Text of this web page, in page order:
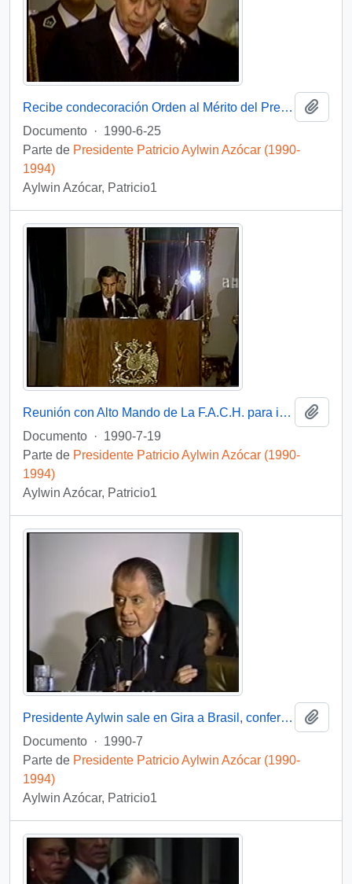
Recibe condecoración Orden al Mérito del Presidente de Colombia : video
Documento · 1990-6-25
Parte de Presidente Patricio Aylwin Azócar (1990-
1994)
Aylwin Azócar, Patricio1
Reunión con Alto Mando de La F.A.C.H. para imponer Condecoración Presidente de la República : video
Documento · 1990-7-19
Parte de Presidente Patricio Aylwin Azócar (1990-
1994)
Aylwin Azócar, Patricio1
Presidente Aylwin sale en Gira a Brasil, conferencia de prensa : video
Documento · 1990-7
Parte de Presidente Patricio Aylwin Azócar (1990-
1994)
Aylwin Azócar, Patricio1